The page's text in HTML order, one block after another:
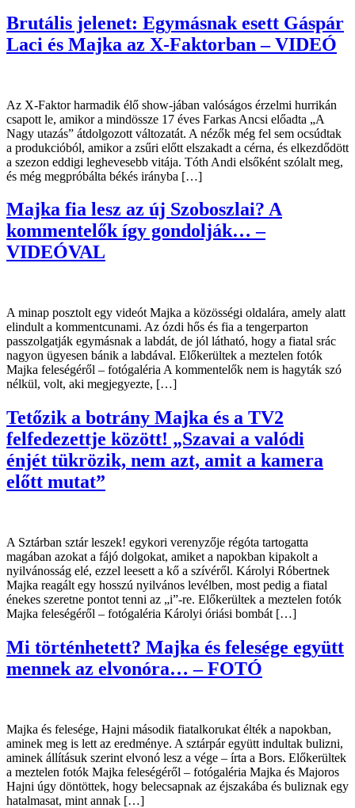
Brutális jelenet: Egymásnak esett Gáspár
Laci és Majka az X-Faktorban – VIDEÓ
Az X-Faktor harmadik élő show-jában valóságos érzelmi hurrikán
csapott le, amikor a mindössze 17 éves Farkas Ancsi előadta „A
Nagy utazás” átdolgozott változatát. A nézők még fel sem ocsúdtak
a produkcióból, amikor a zsűri előtt elszakadt a cérna, és elkezdődött
a szezon eddigi leghevesebb vitája. Tóth Andi elsőként szólalt meg,
és még megpróbálta békés irányba […]
Majka fia lesz az új Szoboszlai? A
kommentelők így gondolják… –
VIDEÓVAL
A minap posztolt egy videót Majka a közösségi oldalára, amely alatt
elindult a kommentcunami. Az ózdi hős és fia a tengerparton
passzolgatják egymásnak a labdát, de jól látható, hogy a fiatal srác
nagyon ügyesen bánik a labdával. Előkerültek a meztelen fotók
Majka feleségéről – fotógaléria A kommentelők nem is hagyták szó
nélkül, volt, aki megjegyezte, […]
Tetőzik a botrány Majka és a TV2
felfedezettje között! „Szavai a valódi
énjét tükrözik, nem azt, amit a kamera
előtt mutat”
A Sztárban sztár leszek! egykori verenyzője régóta tartogatta
magában azokat a fájó dolgokat, amiket a napokban kipakolt a
nyilvánosság elé, ezzel leesett a kő a szívéről. Károlyi Róbertnek
Majka reagált egy hosszú nyilvános levélben, most pedig a fiatal
énekes szeretne pontot tenni az „i”-re. Előkerültek a meztelen fotók
Majka feleségéről – fotógaléria Károlyi óriási bombát […]
Mi történhetett? Majka és felesége együtt
mennek az elvonóra… – FOTÓ
Majka és felesége, Hajni második fiatalkorukat élték a napokban,
aminek meg is lett az eredménye. A sztárpár együtt indultak bulizni,
aminek állításuk szerint elvonó lesz a vége – írta a Bors. Előkerültek
a meztelen fotók Majka feleségéről – fotógaléria Majka és Majoros
Hajni úgy döntöttek, hogy belecsapnak az éjszakába és buliznak egy
hatalmasat, mint annak […]